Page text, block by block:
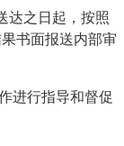
之日起，按照
书面报送内部审
进行指导和督促